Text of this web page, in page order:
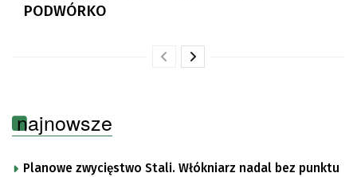
PODWÓRKO
najnowsze
Planowe zwycięstwo Stali. Włókniarz nadal bez punktu